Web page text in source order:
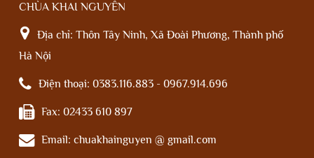
CHÙA KHAI NGUYÊN
Địa chỉ: Thôn Tây Ninh, Xã Đoài Phương, Thành phố
Hà Nội
Điện thoại: 0383.116.883 - 0967.914.696
Fax: 02433 610 897
Email: chuakhainguyen @ gmail.com